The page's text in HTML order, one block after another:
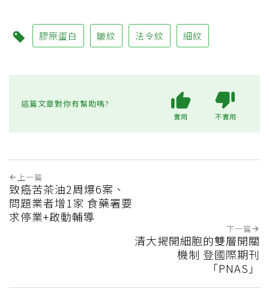
膠原蛋白 皺紋 法令紋 細紋
這篇文章對你有幫助嗎?
實用 不實用
上一篇
致癌苦茶油2周爆6案、
問題業者增1家 食藥署要
求停業+啟動輔導
下一篇
清大揭開細胞的雙層開關
機制 登國際期刊
「PNAS」